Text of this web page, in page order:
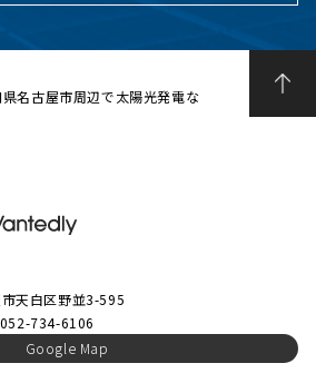
名古屋市周辺で太陽光発電な
天白区野並3-595
734-6106
Google Map